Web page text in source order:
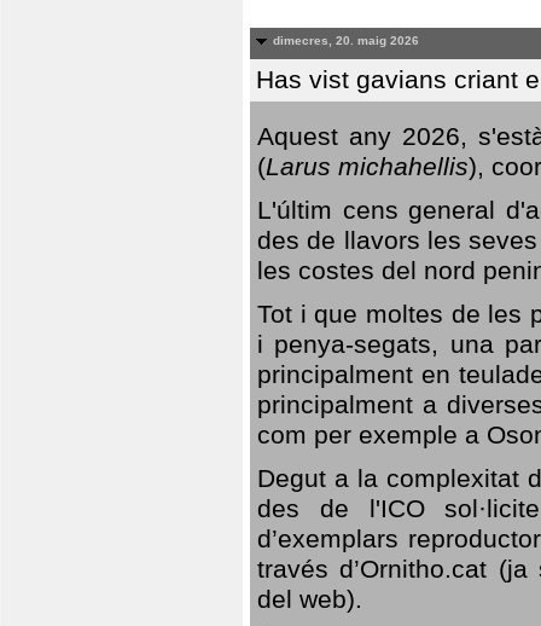
dimecres, 20. maig 2026
Has vist gavians criant
Aquest any 2026,
(Larus michahellis),
L'últim cens general
des de llavors les
les costes del nord
Tot i que moltes de les
i penya-segats, una
principalment en
principalment a
com per exemple a
Degut a la complexitat
des de l'ICO
d’exemplars
través d’Ornitho.cat
del web).